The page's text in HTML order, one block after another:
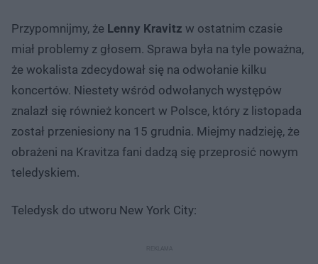
Przypomnijmy, że Lenny Kravitz w ostatnim czasie
miał problemy z głosem. Sprawa była na tyle poważna,
że wokalista zdecydował się na odwołanie kilku
koncertów. Niestety wśród odwołanych występów
znalazł się również koncert w Polsce, który z listopada
został przeniesiony na 15 grudnia. Miejmy nadzieję, że
obrażeni na Kravitza fani dadzą się przeprosić nowym
teledyskiem.
Teledysk do utworu New York City: